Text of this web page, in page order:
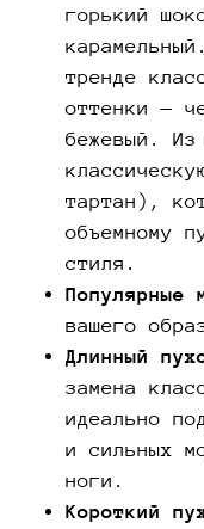
горький
тренде
оттенки —
бежевый. Из
тартан),
объемному
стиля.
Популярные
вашего
Длинный
замена
идеально
и сильных
ноги.
Короткий